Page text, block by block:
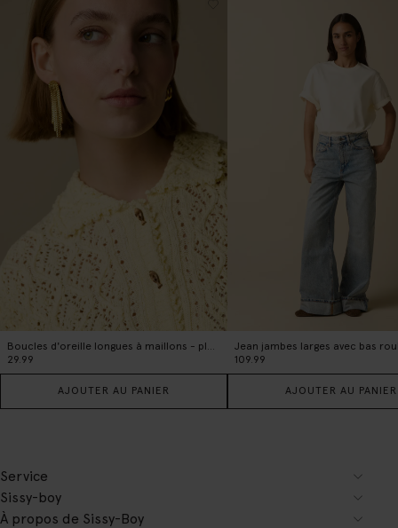
29.99
AJOUTER AU PANIER
109.99
AJOUTER AU PANIER
Service
Sissy-boy
À propos de Sissy-Boy